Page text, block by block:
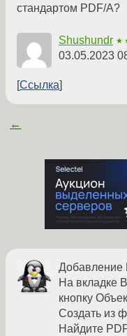
стандартом PDF/A?
Shushundr
03.05.2023
Ссылка
←
Добавление
На вкладке
кнопку
Создать из
Найдите